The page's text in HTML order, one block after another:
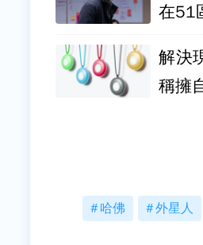
在51
解決
稱擁
哈佛 外星人